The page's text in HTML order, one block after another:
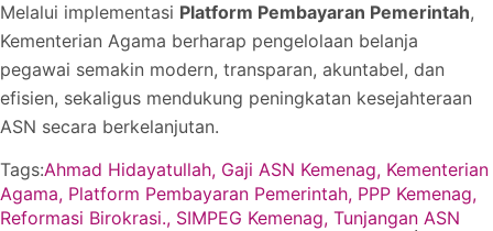
Melalui implementasi Platform Pembayaran Pemerintah,
Kementerian Agama berharap pengelolaan belanja
pegawai semakin modern, transparan, akuntabel, dan
efisien, sekaligus mendukung peningkatan kesejahteraan
ASN secara berkelanjutan.
Tags:Ahmad Hidayatullah, Gaji ASN Kemenag, Kementerian
Agama, Platform Pembayaran Pemerintah, PPP Kemenag,
Reformasi Birokrasi., SIMPEG Kemenag, Tunjangan ASN